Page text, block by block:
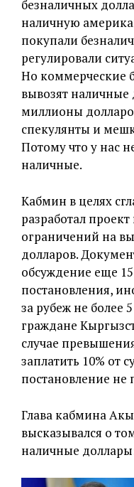
безналичных
наличную
покупали
регулировали
Но коммерческие
вывозят наличные
миллионы
спекулянты и
Потому что у нас
наличные.
Кабмин в целях
разработал
ограничений на
долларов.
обсуждение еще
постановления,
за рубеж не более
граждане
случае
заплатить 10% от
постановление не
Глава кабмина
высказывался о
наличные